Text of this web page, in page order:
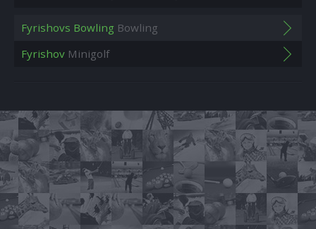
Fyrishovs Bowling Bowling
Fyrishov Minigolf